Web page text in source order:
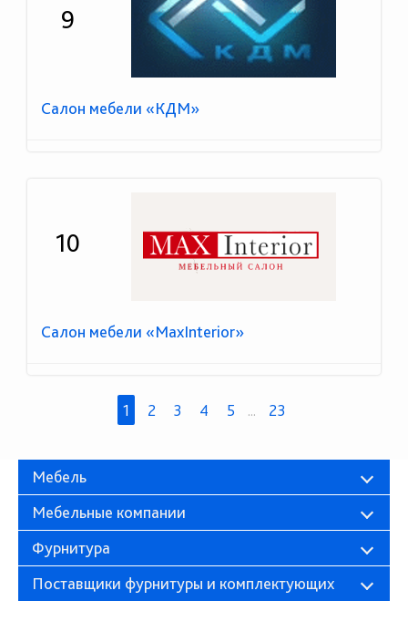
9
Салон мебели «КДМ»
10
Салон мебели «MaxInterior»
1 2 3 4 5 ... 23
Мебель
Мебельные компании
Фурнитура
Поставщики фурнитуры и комплектующих